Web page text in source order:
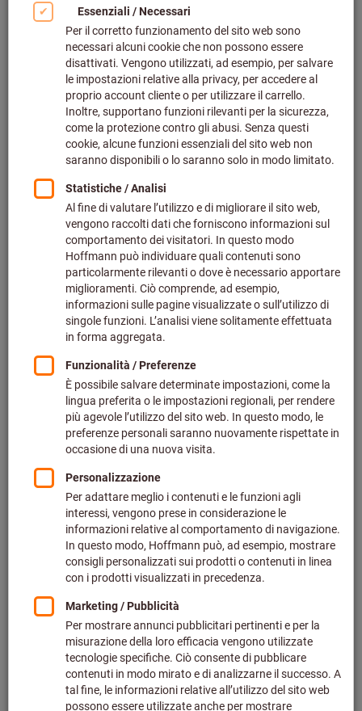
Mandrino di controllo DIN 69893,
HSK-A 63, Dim. A: 300mm
Codice art.: 307012 300
Disponibile a magazzino
520,17 €
Prezzo per 1 Articolo
più IVA all’aliquota corrente Prezzo più
Aggiungi alla lista dei preferiti
Mandrino di controllo DIN 69893,
HSK-A 100, Dim. A: 300mm
Codice art.: 307014 300
Disponibile a magazzino
591,05 €
Prezzo per 1 Articolo
Aggiungi alla lista dei preferiti
Mandrino di controllo DIN 69893,
HSK-F 63, Dim. A: 300mm
Codice art.: 307016 300
Disponibile a magazzino